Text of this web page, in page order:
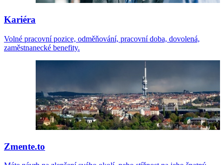
Kariéra
Volné pracovní pozice, odměňování, pracovní doba, dovolená,
zaměstnanecké benefity.
Zmente.to